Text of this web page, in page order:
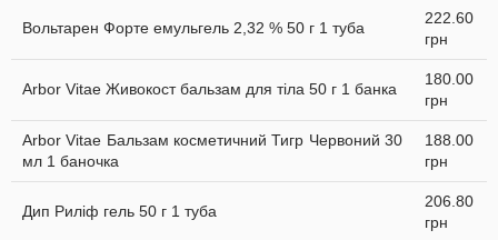
Вольтарен Форте емульгель 2,32 % 50 г 1 туба
222.60
грн
Arbor Vitae Живокост бальзам для тіла 50 г 1 банка
180.00
грн
Arbor Vitae Бальзам косметичний Тигр Червоний 30
мл 1 баночка
188.00
грн
Дип Риліф гель 50 г 1 туба
206.80
грн